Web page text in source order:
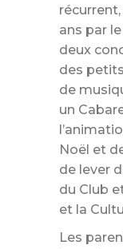
ans par
deux
des
de
un
Noël et
de lever
du Club
et la
Les